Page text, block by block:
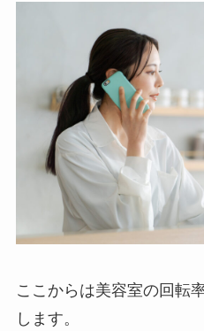
ここからは美容室の回転
します。